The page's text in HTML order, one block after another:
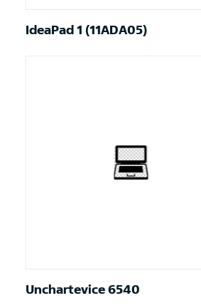
IdeaPad 1 (11ADA05)
Unchartevice 6540